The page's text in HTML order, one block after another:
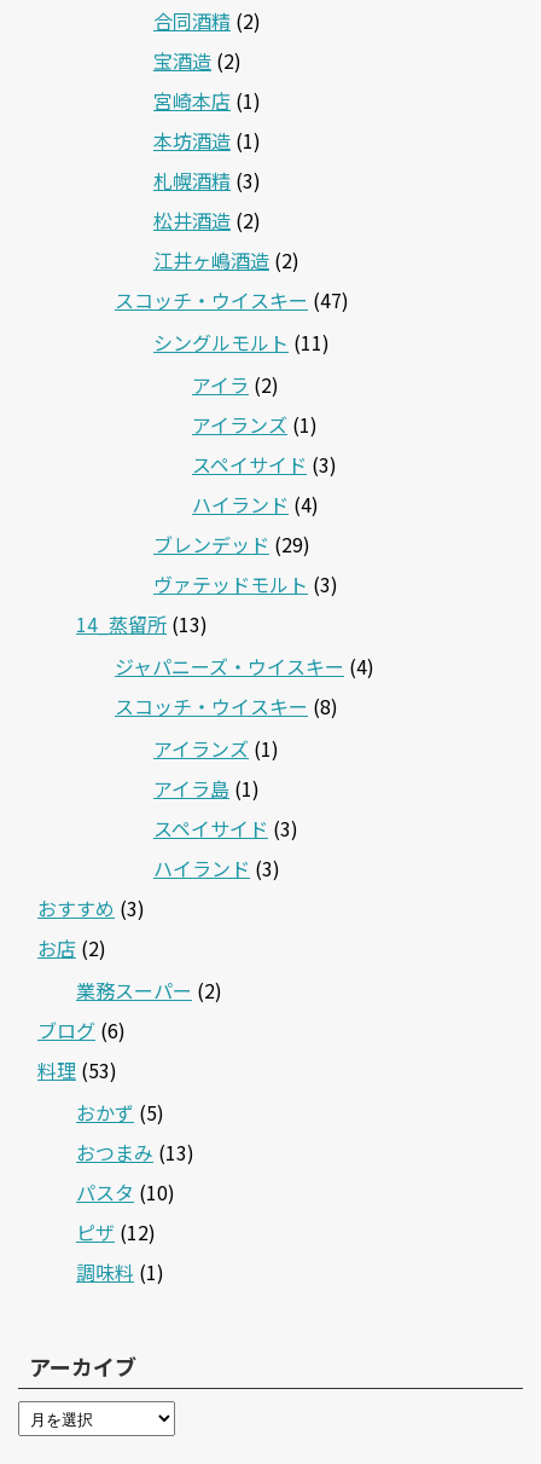
合同酒精 (2)
宝酒造 (2)
宮崎本店 (1)
本坊酒造 (1)
札幌酒精 (3)
松井酒造 (2)
江井ヶ嶋酒造 (2)
スコッチ・ウイスキー (47)
シングルモルト (11)
アイラ (2)
アイランズ (1)
スペイサイド (3)
ハイランド (4)
ブレンデッド (29)
ヴァテッドモルト (3)
14_蒸留所 (13)
ジャパニーズ・ウイスキー (4)
スコッチ・ウイスキー (8)
アイランズ (1)
アイラ島 (1)
スペイサイド (3)
ハイランド (3)
おすすめ (3)
お店 (2)
業務スーパー (2)
ブログ (6)
料理 (53)
おかず (5)
おつまみ (13)
パスタ (10)
ピザ (12)
調味料 (1)
アーカイブ